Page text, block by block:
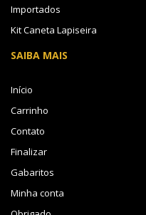
Importados
Kit Caneta Lapiseira
SAIBA MAIS
Início
Carrinho
Contato
Finalizar
Gabaritos
Minha conta